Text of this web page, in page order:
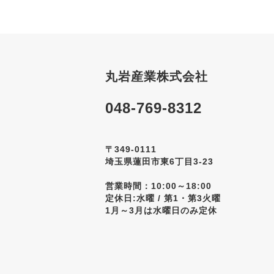
丸岩産業株式会社
048-769-8312
〒349-0111
埼玉県蓮田市東6丁目3-23
営業時間：10:00～18:00
定休日:水曜 / 第1・第3火曜
1月～3月は水曜日のみ定休